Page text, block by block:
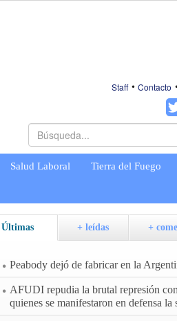
Staff Contacto
Salud Laboral Tierra del Fuego
Últimas + leídas +
Peabody dejó de fabricar en la
AFUDI repudia la brutal represión
quienes se manifestaron en defensa la